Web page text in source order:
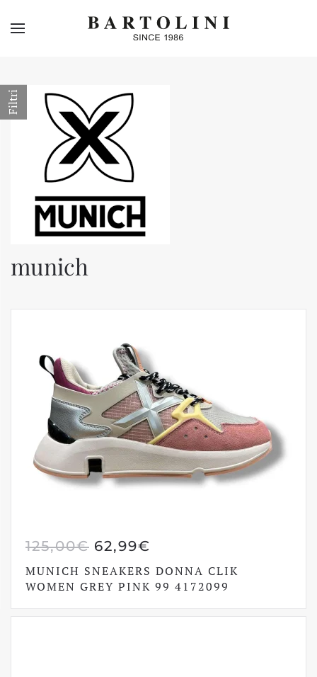
Skip to main content
munich
125,00€ IL
PREZZO
ORIGINALE
ERA:
62,99€
PREZZO
ATTUALE
È:
MUNICH SNEAKERS DONNA CLIK
WOMEN GREY PINK 99 4172099
Filtri